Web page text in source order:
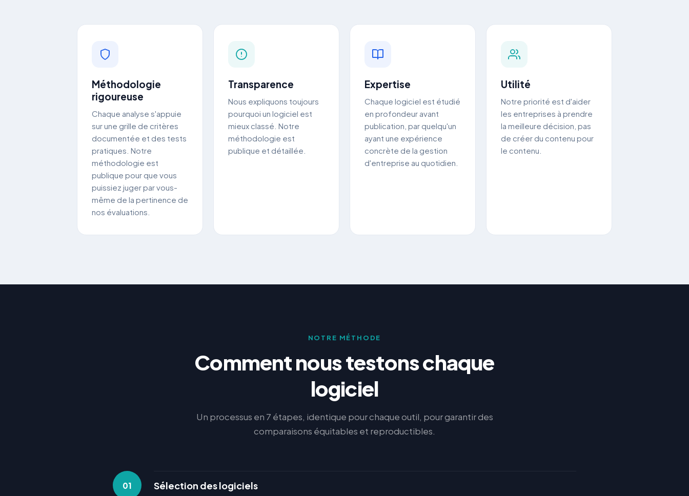
Méthodologie
rigoureuse
Chaque analyse s'appuie
sur une grille de critères
documentée et des tests
pratiques. Notre
méthodologie est
publique pour que vous
puissiez juger par vous-
même de la pertinence de
nos évaluations.
Transparence
Nous expliquons toujours
pourquoi un logiciel est
mieux classé. Notre
méthodologie est
publique et détaillée.
Expertise
Chaque logiciel est étudié
en profondeur avant
publication, par quelqu'un
ayant une expérience
concrète de la gestion
d'entreprise au quotidien.
Utilité
Notre priorité est d'aider
les entreprises à prendre
la meilleure décision, pas
de créer du contenu pour
le contenu.
NOTRE MÉTHODE
Comment nous testons chaque
logiciel
Un processus en 7 étapes, identique pour chaque outil, pour garantir des
comparaisons équitables et reproductibles.
01 Sélection des logiciels